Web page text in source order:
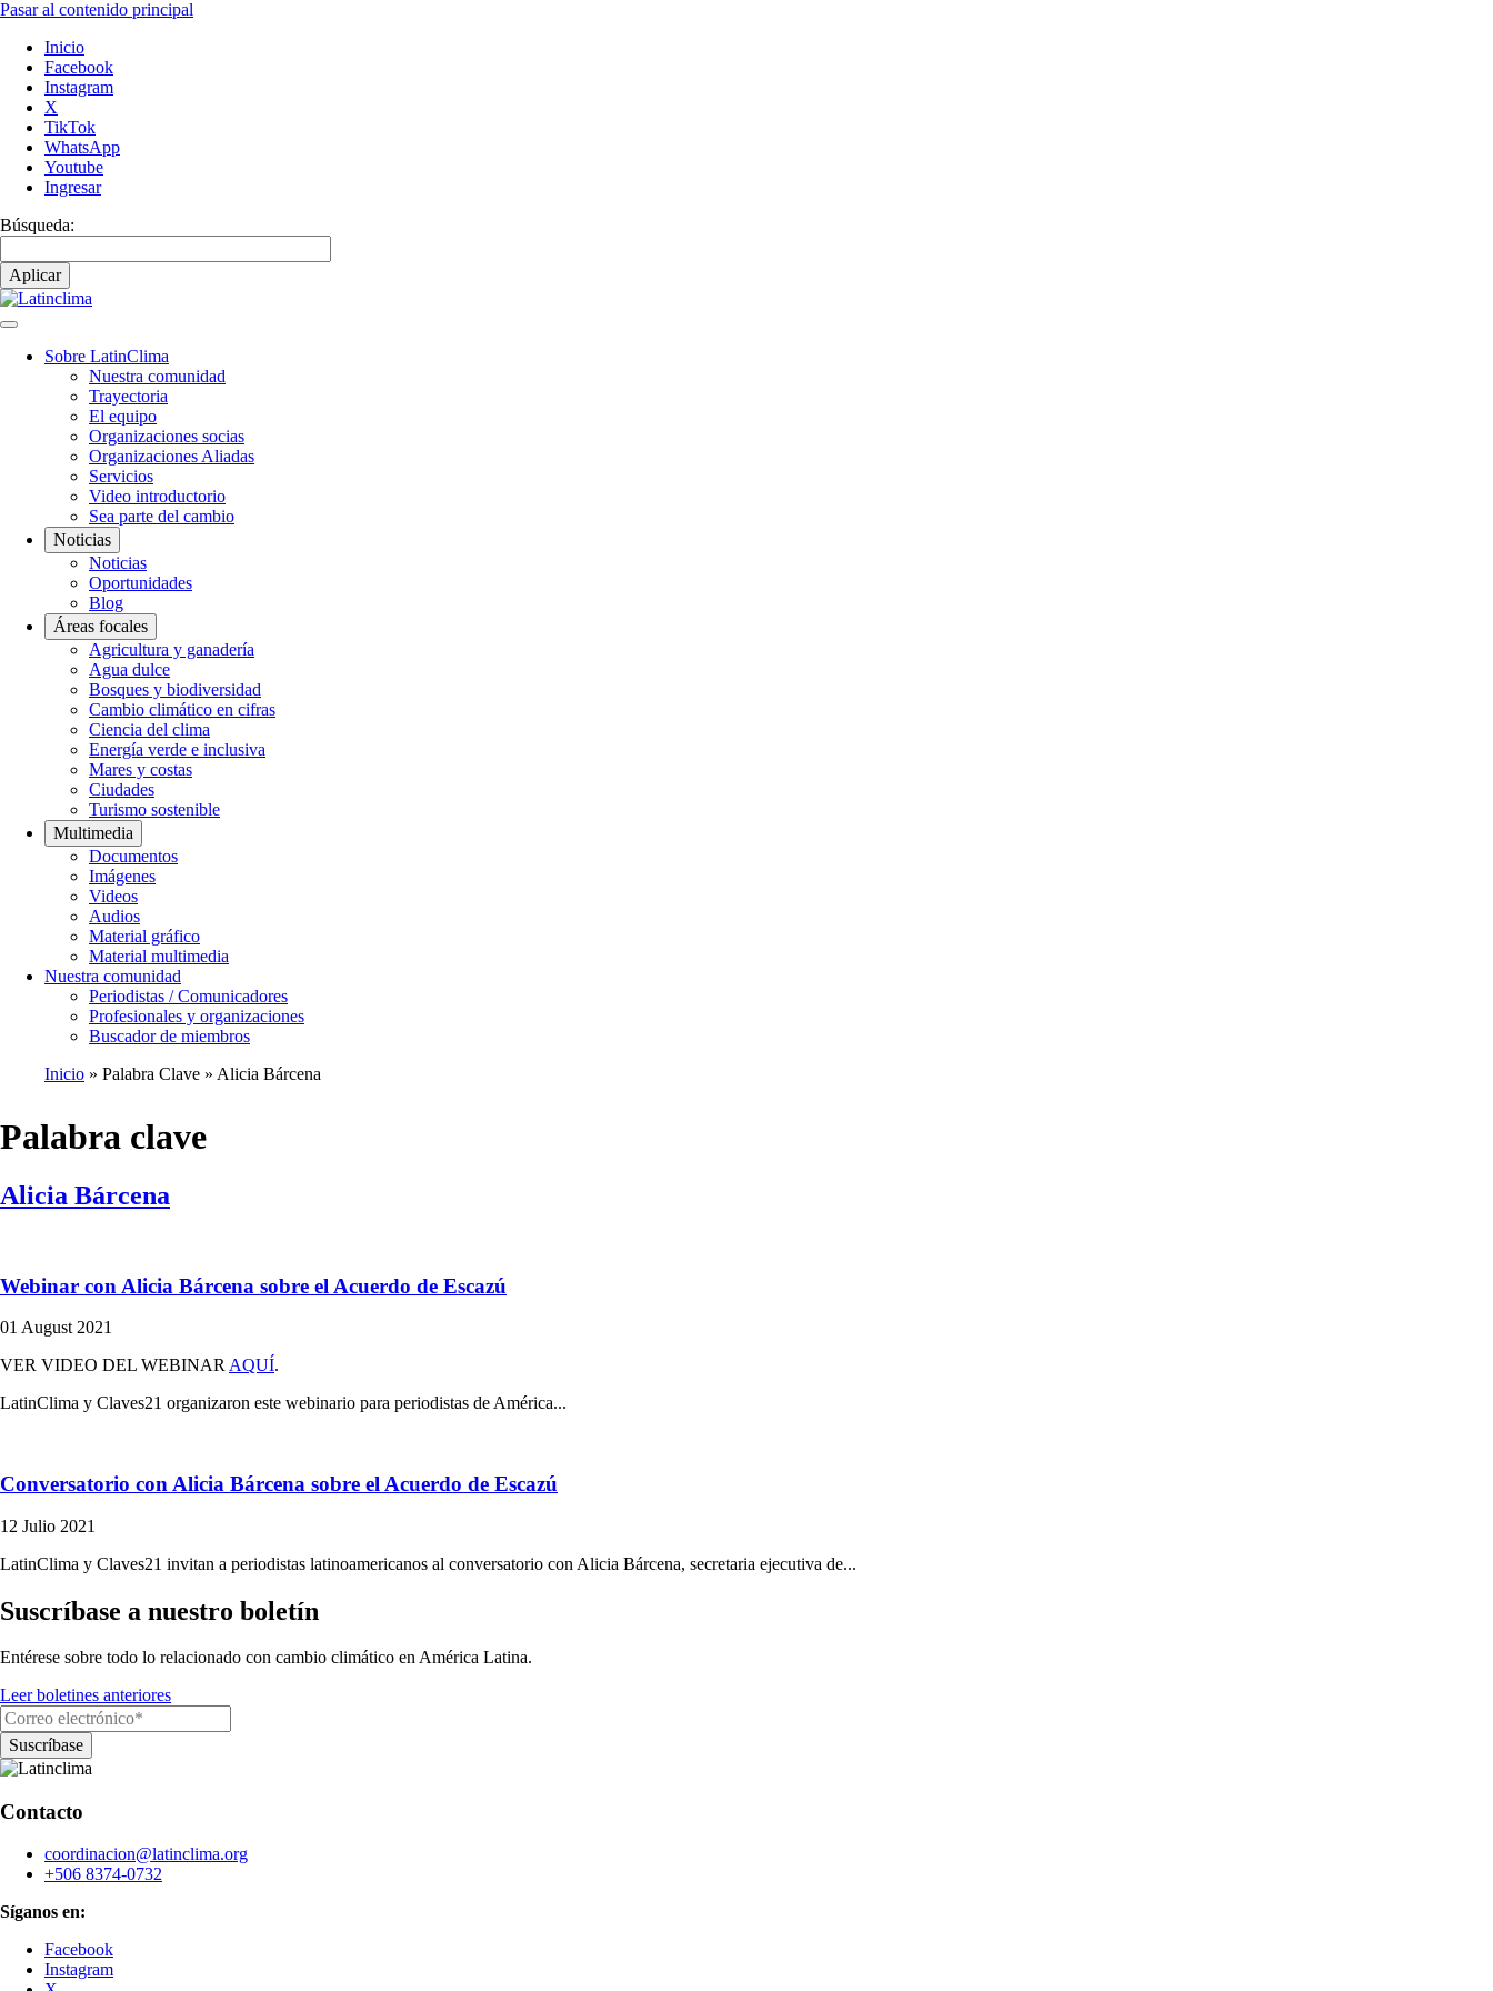
Pasar al contenido principal
Inicio
Facebook
Instagram
X
TikTok
WhatsApp
Youtube
Ingresar
Búsqueda:
Navegación
Sobre LatinClima
Nuestra comunidad
Trayectoria
El equipo
Organizaciones socias
Organizaciones Aliadas
Servicios
Video introductorio
Sea parte del cambio
Noticias
Noticias
Oportunidades
Blog
Áreas focales
Agricultura y ganadería
Agua dulce
Bosques y biodiversidad
Cambio climático en cifras
Ciencia del clima
Energía verde e inclusiva
Mares y costas
Ciudades
Turismo sostenible
Multimedia
Documentos
Imágenes
Videos
Audios
Material gráfico
Material multimedia
Nuestra comunidad
Periodistas / Comunicadores
Profesionales y organizaciones
Buscador de miembros
de
Inicio Palabra Clave Alicia Bárcena
Palabra clave
Alicia Bárcena
Webinar con Alicia Bárcena sobre el Acuerdo de Escazú
01 August 2021
VER VIDEO DEL WEBINAR AQUÍ.
LatinClima y Claves21 organizaron este webinario para periodistas de América...
Conversatorio con Alicia Bárcena sobre el Acuerdo de Escazú
12 Julio 2021
LatinClima y Claves21 invitan a periodistas latinoamericanos al conversatorio con Alicia Bárcena, secretaria ejecutiva de...
Suscríbase a nuestro boletín
Entérese sobre todo lo relacionado con cambio climático en América Latina.
Leer boletines anteriores
Contacto
coordinacion@latinclima.org
+506 8374-0732
Síganos en:
Facebook
Instagram